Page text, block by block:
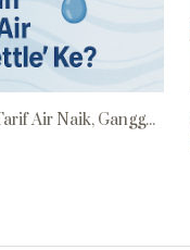
Air Naik, Gangg...